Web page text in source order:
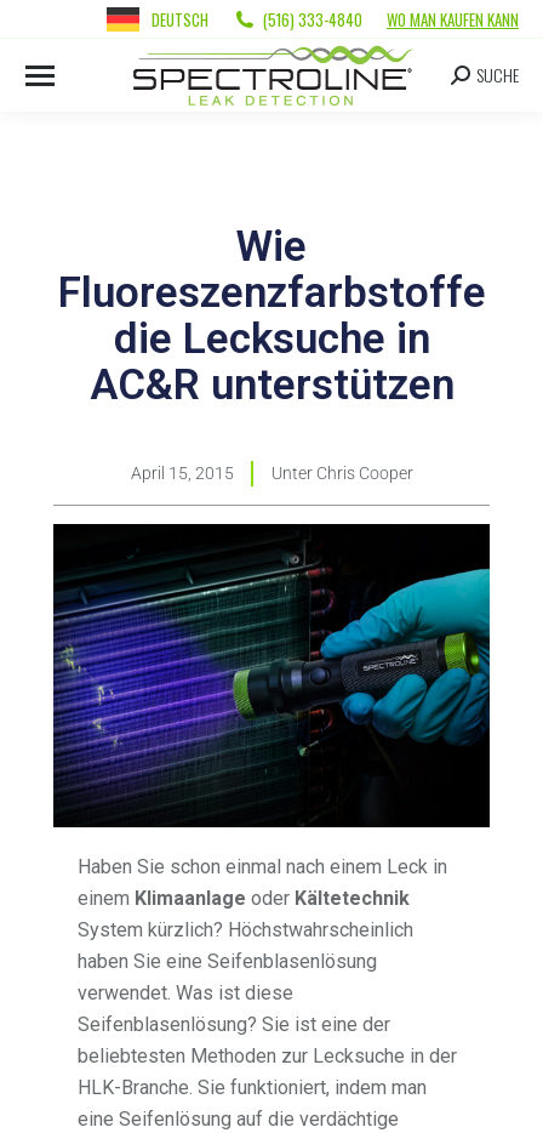
DEUTSCH (516) 333-4840 WO MAN KAUFEN KANN
SUCHE
Wie
Fluoreszenzfarbstoffe
die Lecksuche in
AC&R unterstützen
April 15, 2015 UnterChris Cooper
Haben Sie schon einmal nach einem Leck in
einem Klimaanlage oder Kältetechnik
System kürzlich? Höchstwahrscheinlich
haben Sie eine Seifenblasenlösung
verwendet. Was ist diese
Seifenblasenlösung? Sie ist eine der
beliebtesten Methoden zur Lecksuche in der
HLK-Branche. Sie funktioniert, indem man
eine Seifenlösung auf die verdächtige